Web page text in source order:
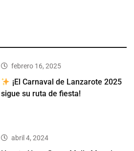
febrero 16, 2025
¡El Carnaval de Lanzarote 2025
sigue su ruta de fiesta!
abril 4, 2024